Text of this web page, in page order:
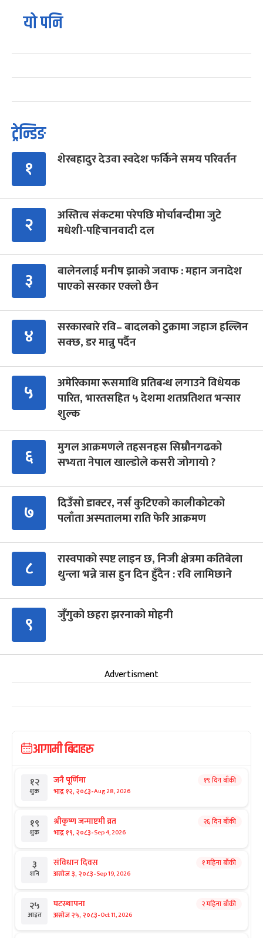
यो पनि
ट्रेन्डिङ
१ शेरबहादुर देउवा स्वदेश फर्किने समय परिवर्तन
२
अस्तित्व संकटमा परेपछि मोर्चाबन्दीमा जुटे
मधेशी-पहिचानवादी दल
३
बालेनलाई मनीष झाको जवाफ : महान जनादेश
पाएको सरकार एक्लो छैन
४
सरकारबारे रवि– बादलको टुक्रामा जहाज हल्लिन
सक्छ, डर मान्नु पर्दैन
५
अमेरिकामा रूसमाथि प्रतिबन्ध लगाउने विधेयक
पारित, भारतसहित ५ देशमा शतप्रतिशत भन्सार
शुल्क
६
मुगल आक्रमणले तहसनहस सिम्रौनगढको
सभ्यता नेपाल खाल्डोले कसरी जोगायो ?
७
दिउँसो डाक्टर, नर्स कुटिएको कालीकोटको
पलाँता अस्पतालमा राति फेरि आक्रमण
८
रास्वपाको स्पष्ट लाइन छ, निजी क्षेत्रमा कतिबेला
थुन्ला भन्ने त्रास हुन दिन हुँदैन : रवि लामिछाने
९ जुँगुको छहरा झरनाको मोहनी
Advertisment
आगामी बिदाहरु
१२
शुक्र
जनै पूर्णिमा
भाद्र १२, २०८३-Aug 28, 2026
१९ दिन बाँकी
१९
शुक्र
श्रीकृष्ण जन्माष्टमी व्रत
भाद्र १९, २०८३-Sep 4, 2026
२६ दिन बाँकी
३
शनि
संविधान दिवस
असोज ३, २०८३-Sep 19, 2026
१ महिना बाँकी
२५
आइत
घटस्थापना
असोज २५, २०८३-Oct 11, 2026
२ महिना बाँकी